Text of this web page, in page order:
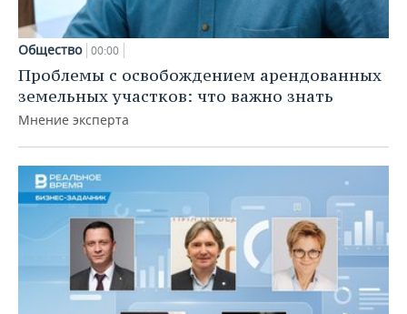
Общество 00:00
Проблемы с освобождением арендованных
земельных участков: что важно знать
Мнение эксперта